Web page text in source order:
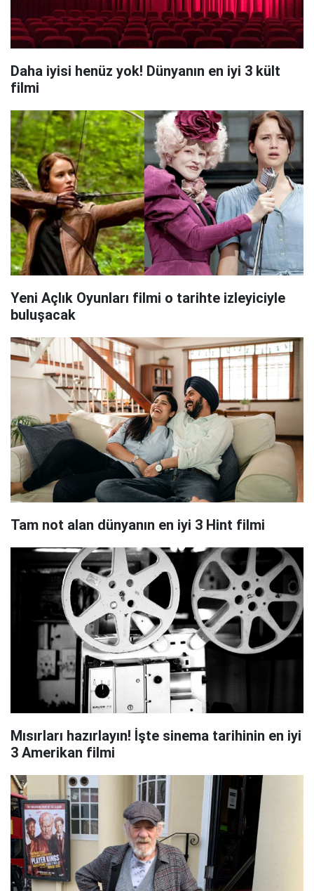
Daha iyisi henüz yok! Dünyanın en iyi 3 kült
filmi
Yeni Açlık Oyunları filmi o tarihte izleyiciyle
buluşacak
Tam not alan dünyanın en iyi 3 Hint filmi
Mısırları hazırlayın! İşte sinema tarihinin en iyi
3 Amerikan filmi